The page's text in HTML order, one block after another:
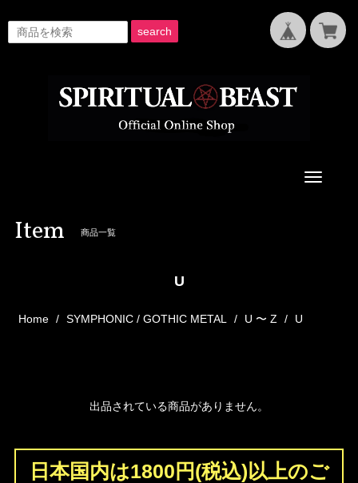
search
Toggle
Item 商品一覧
U
Home SYMPHONIC / GOTHIC METAL U 〜 Z U
出品されている商品がありません。
日本国内は1800円(税込)以上のご